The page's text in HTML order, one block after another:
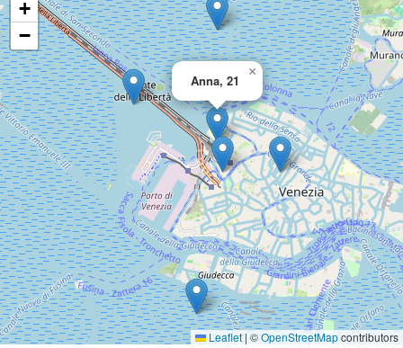
Anna, 21
×
+
−
Leaflet | ©OpenStreetMapcontributors